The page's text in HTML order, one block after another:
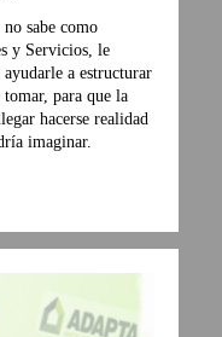
sabe como
y Servicios, le
a estructurar
tomar, para que la
hacerse realidad
imaginar.